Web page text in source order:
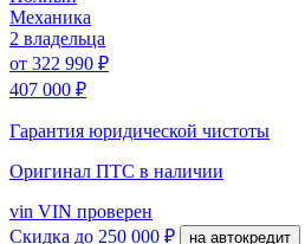
Механика
2 владельца
от 322 990 ₽
407 000 ₽
Гарантия юридической чистоты
Оригинал ПТС в наличии
vin VIN проверен
Скидка до 250 000 ₽ на автокредит